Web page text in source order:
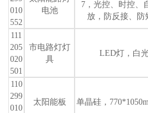
010
552
电池
7，光控、时控、
放，防反接、
111
205
020
501
市电路灯灯
具
LED灯，白
110
299
010
太阳能板 单晶硅，